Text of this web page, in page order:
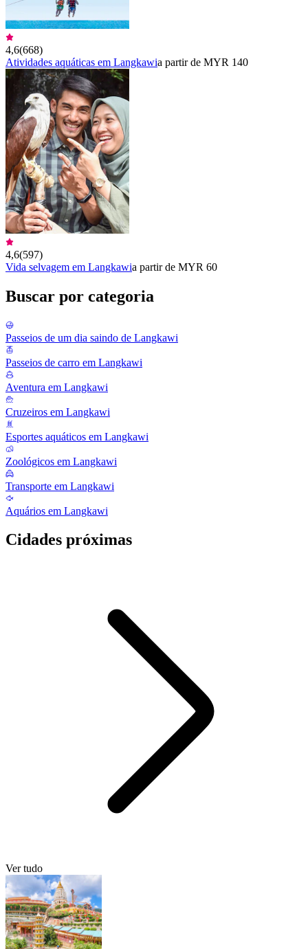
4,6(668)
Atividades aquáticas em Langkawia partir de MYR 140
4,6(597)
Vida selvagem em Langkawia partir de MYR 60
Buscar por categoria
Passeios de um dia saindo de Langkawi
Passeios de carro em Langkawi
Aventura em Langkawi
Cruzeiros em Langkawi
Esportes aquáticos em Langkawi
Zoológicos em Langkawi
Transporte em Langkawi
Aquários em Langkawi
Cidades próximas
Ver tudo